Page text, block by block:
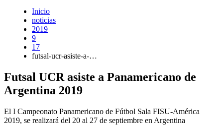
Inicio
noticias
2019
9
17
futsal-ucr-asiste-a-…
Futsal UCR asiste a Panamericano de
Argentina 2019
El I Campeonato Panamericano de Fútbol Sala FISU-América
2019, se realizará del 20 al 27 de septiembre en Argentina